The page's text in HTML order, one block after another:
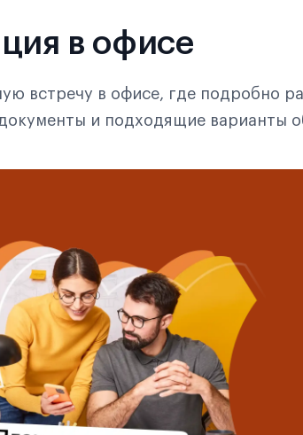
в офисе
встречу в офисе, где подробно
и подходящие варианты